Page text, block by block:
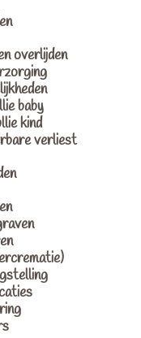
overlijden
baby
kind
verliest